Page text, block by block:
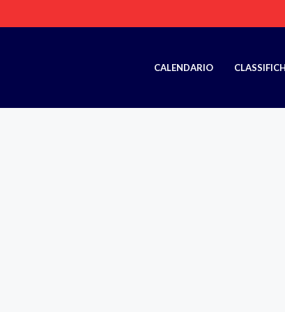
CALENDARIO